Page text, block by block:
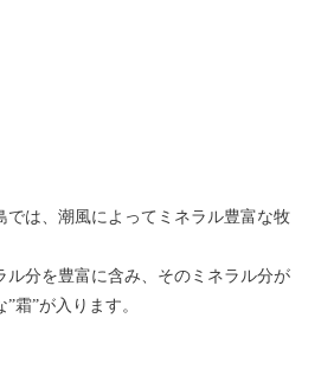
では、潮風によってミネラル豊富な牧
ル分を豊富に含み、そのミネラル分が
霜”が入ります。